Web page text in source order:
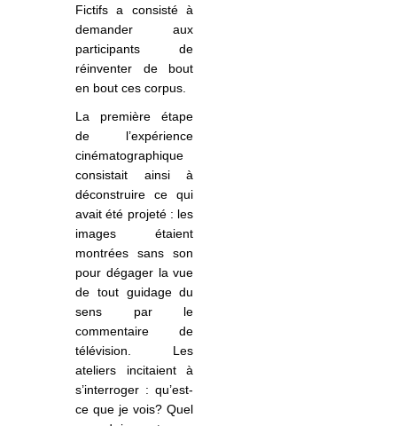
Fictifs a consisté à
demander aux
participants de
réinventer de bout
en bout ces corpus.
La première étape
de l’expérience
cinématographique
consistait ainsi à
déconstruire ce qui
avait été projeté : les
images étaient
montrées sans son
pour dégager la vue
de tout guidage du
sens par le
commentaire de
télévision. Les
ateliers incitaient à
s’interroger : qu’est-
ce que je vois? Quel